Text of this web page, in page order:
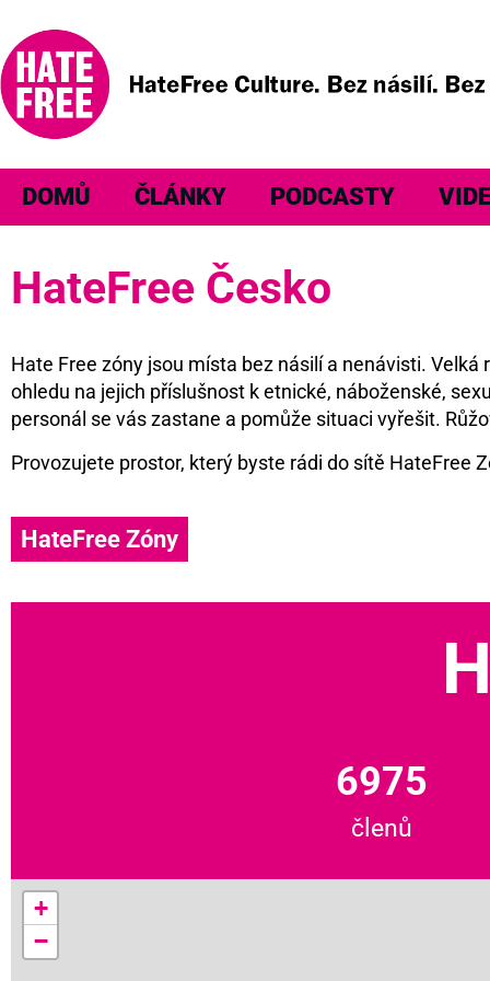
DOMŮ ČLÁNKY PODCASTY
HateFree Česko
Hate Free zóny jsou místa bez násilí a nenávisti.
ohledu na jejich příslušnost k etnické, náboženské,
personál se vás zastane a pomůže situaci vyřešit.
Provozujete prostor, který byste rádi do sítě HateFree
HateFree Zóny
6975
členů
+
−